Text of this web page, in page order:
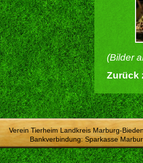
(Bilder
Zurück
Verein Tierheim Landkreis Marburg-
Bankverbindung: Sparkasse